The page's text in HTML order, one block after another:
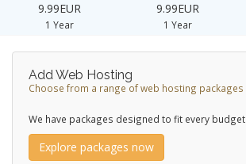
9.99EUR
1 Year
9.99EUR
1 Year
Add Web Hosting
Choose from a range of web hosting packages
We have packages designed to fit every budget
Explore packages now